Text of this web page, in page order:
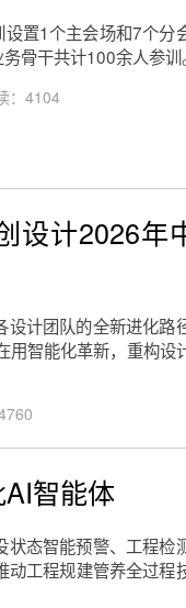
置1个主会场和7个分
骨干共计100余人参训
：4104
设计2026年
计团队的全新进化路
用智能化革新，重构设
智能体
状态智能预警、工程检
动工程规建管养全过程